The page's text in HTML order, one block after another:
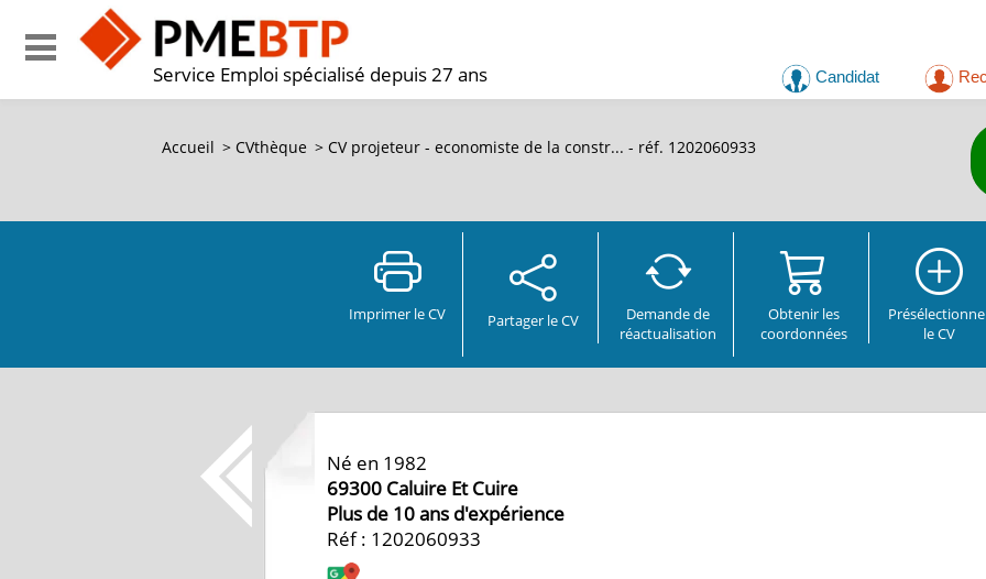
Service Emploi spécialisé depuis 27 ans Candidat
Accueil > CVthèque > CV projeteur - economiste de la constr... - réf. 1202060933
Imprimer le CV Partager le CV
Demande de
réactualisation
Obtenir les
coordonnées
le CV
Né en 1982
69300 Caluire Et Cuire
Plus de 10 ans d'expérience
Réf : 1202060933